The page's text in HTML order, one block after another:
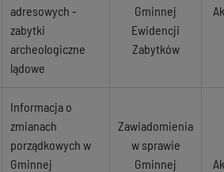
adresowych -
zabytki
archeologiczne
lądowe
Gminnej
Ewidencji
Zabytków
Informacja o
zmianach
porządkowych w
Gminnej
Zawiadomienia
w sprawie
Gminnej